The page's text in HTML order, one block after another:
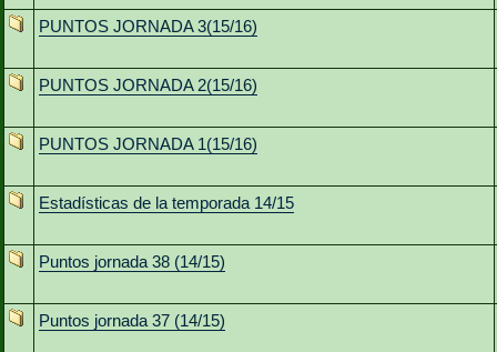
PUNTOS JORNADA 3(15/16)
PUNTOS JORNADA 2(15/16)
PUNTOS JORNADA 1(15/16)
Estadísticas de la temporada 14/15
Puntos jornada 38 (14/15)
Puntos jornada 37 (14/15)